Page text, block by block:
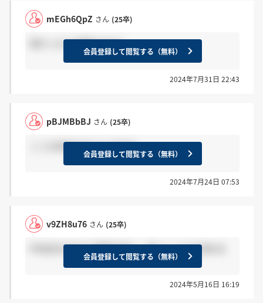
mEGh6QpZ さん (25卒)
受かったら自慢できる?
会員登録して閲覧する（無料）
2024年7月31日 22:43
pBJMBbBJ さん (25卒)
ここの会社はすごいですか
会員登録して閲覧する（無料）
2024年7月24日 07:53
v9ZH8u76 さん (25卒)
PR会社の中でも意識が高い。高いレベルを求める
会員登録して閲覧する（無料）
2024年5月16日 16:19